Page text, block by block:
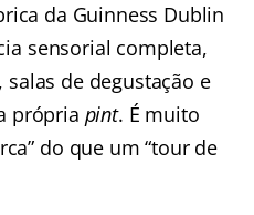
da Guinness Dublin
sensorial completa,
de degustação e
própria pint. É muito
do que um “tour de